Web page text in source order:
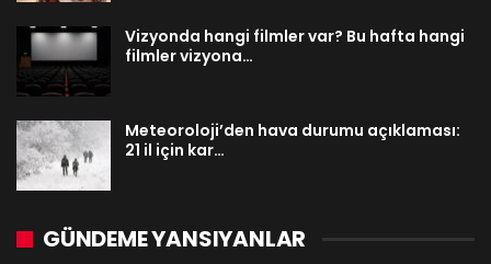
Vizyonda hangi filmler var? Bu hafta hangi
filmler vizyona…
Meteoroloji’den hava durumu açıklaması:
21 il için kar…
GÜNDEME YANSIYANLAR